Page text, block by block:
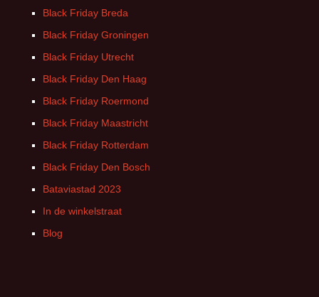
Black Friday Breda
Black Friday Groningen
Black Friday Utrecht
Black Friday Den Haag
Black Friday Roermond
Black Friday Maastricht
Black Friday Rotterdam
Black Friday Den Bosch
Bataviastad 2023
In de winkelstraat
Blog